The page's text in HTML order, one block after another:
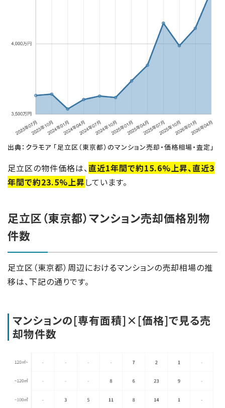
出典：クラモア 「足立区（東京都）のマンション売却・価格相場・査定」
足立区の物件価格は、直近1年間で約15.6%上昇、直近3
年間で約23.5%上昇しています。
足立区（東京都）マンション売却価格別物
件数
足立区（東京都）周辺におけるマンションの売却相場の推
移は、下記の通りです。
マンションの[専有面積]×[価格]で見る売
却物件数